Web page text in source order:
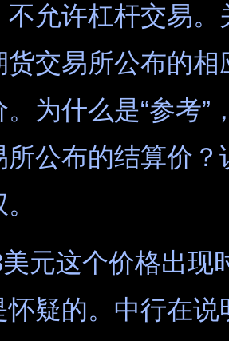
不允许杠杆交易。
货交易所公布的相
。为什么是“参考”
所公布的结算价？
元这个价格出现
怀疑的。中行在说